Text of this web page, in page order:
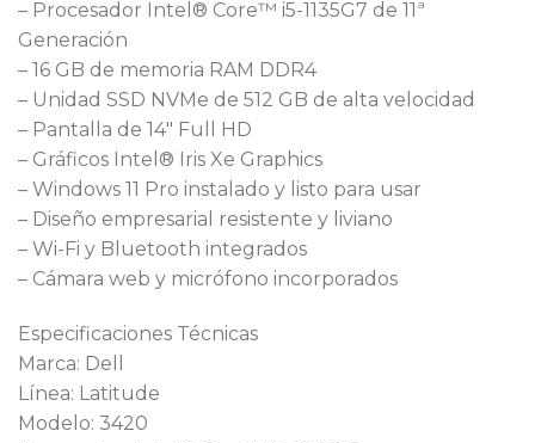
– Procesador Intel® Core™ i5-1135G7 de 11ª
Generación
– 16 GB de memoria RAM DDR4
– Unidad SSD NVMe de 512 GB de alta velocidad
– Pantalla de 14″ Full HD
– Gráficos Intel® Iris Xe Graphics
– Windows 11 Pro instalado y listo para usar
– Diseño empresarial resistente y liviano
– Wi-Fi y Bluetooth integrados
– Cámara web y micrófono incorporados
Especificaciones Técnicas
Marca: Dell
Línea: Latitude
Modelo: 3420